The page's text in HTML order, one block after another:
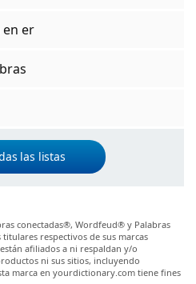
er
las listas
conectadas®, Wordfeud® y Palabras
respectivos de sus marcas
afiliados a ni respaldan y/o
ni sus sitios, incluyendo
marca en yourdictionary.com tiene fines